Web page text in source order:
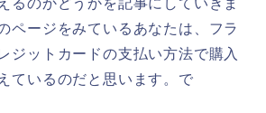
ページをみているあなたは、フラ
ジットカードの支払い方法で購入
ているのだと思います。で